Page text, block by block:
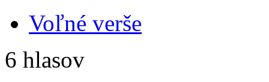
Voľné verše
6 hlasov